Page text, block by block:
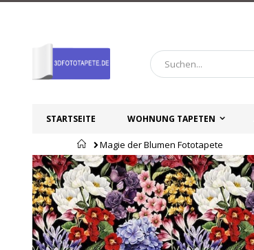
STARTSEITE WOHNUNG TAPETEN
Startseite
Magie der Blumen Fototapete
Zum
Ende
der
Bildgalerie
springen
Zum
Anfang
der
Bildgalerie
springen